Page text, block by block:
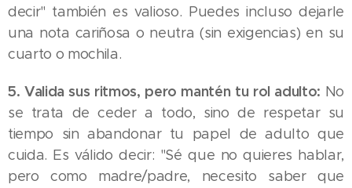
decir" también es valioso. Puedes incluso dejarle
una nota cariñosa o neutra (sin exigencias) en su
cuarto o mochila.
5. Valida sus ritmos, pero mantén tu rol adulto: No
se trata de ceder a todo, sino de respetar su
tiempo sin abandonar tu papel de adulto que
cuida. Es válido decir: "Sé que no quieres hablar,
pero como madre/padre, necesito saber que